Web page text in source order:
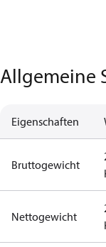
Allgemeine
Eigenschaften
Bruttogewicht
Nettogewicht